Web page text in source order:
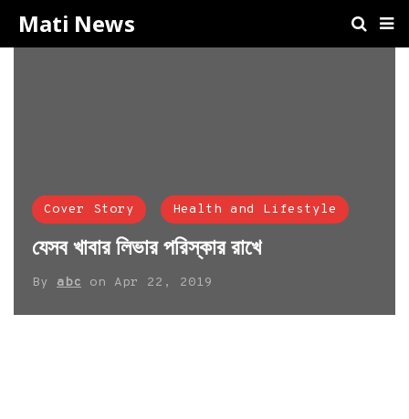
Mati News
Cover Story Health and Lifestyle
যেসব খাবার লিভার পরিস্কার রাখে
By abc on Apr 22, 2019